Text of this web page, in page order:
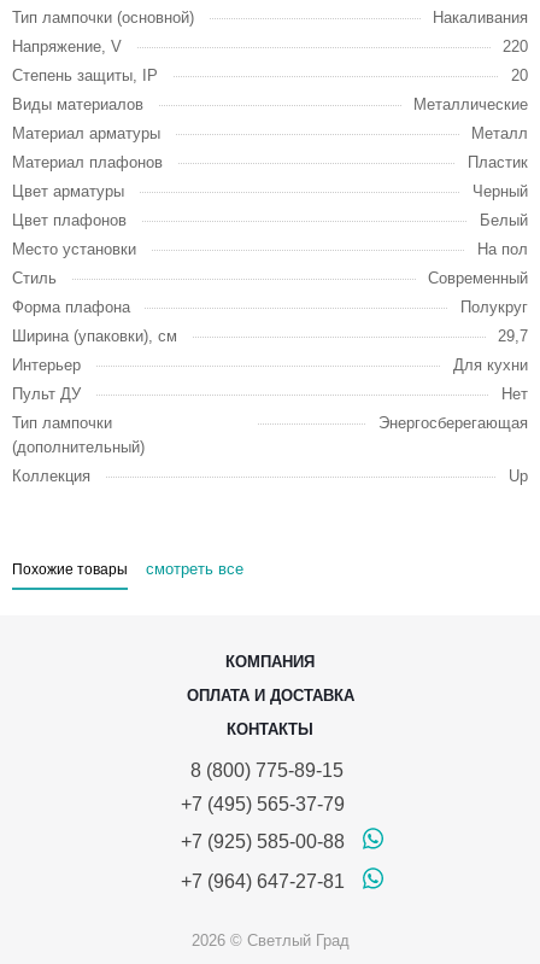
Тип лампочки (основной)
Накаливания
Напряжение, V
220
Степень защиты, IP
20
Виды материалов
Металлические
Материал арматуры
Металл
Материал плафонов
Пластик
Цвет арматуры
Черный
Цвет плафонов
Белый
Место установки
На пол
Стиль
Современный
Форма плафона
Полукруг
Ширина (упаковки), см
29,7
Интерьер
Для кухни
Пульт ДУ
Нет
Тип лампочки
(дополнительный)
Энергосберегающая
Коллекция Up
Похожие товары смотреть все
КОМПАНИЯ
ОПЛАТА И ДОСТАВКА
КОНТАКТЫ
8 (800) 775-89-15
+7 (495) 565-37-79
+7 (925) 585-00-88
+7 (964) 647-27-81
2026 © Светлый Град